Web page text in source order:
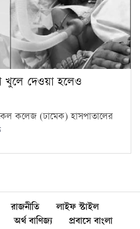
খুলে দেওয়া হলেও
কলেজ (ঢামেক) হাসপাতালের
রাজনীতি
লাইফ স্টাইল
অর্থ বাণিজ্য প্রবাসে বাংলা